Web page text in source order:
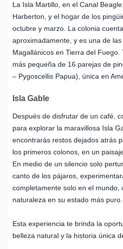
La Isla Martillo, en el Canal
Harberton, y el hogar de los
octubre y marzo. La colonia
aproximadamente, y es una de
Magallánicos en Tierra del Fuego.
más pequeña de 16 parejas de
– Pygoscellis Papua), única en
Isla Gable
Después de disfrutar de un café,
para explorar la maravillosa Isla
encontrarás restos dejados atrás
los primeros colonos, en un
En medio de un silencio solo
canto de los pájaros,
completamente solo en el mundo,
naturaleza en su estado más puro.
Esta experiencia te brinda la
belleza natural y la historia única